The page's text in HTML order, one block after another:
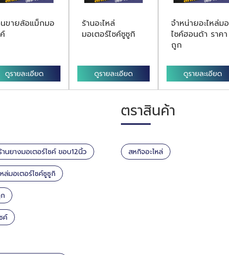
นขายล้อแม็กมอ
ดูรายละเอียด
ร้านอะไหล่
มอเตอร์ไซค์ซูซูกิ
ดูรายละเอียด
จำหน่ายอะไหล่มอ
ไซค์ฮอนด้า ราคา
ถูก
ดูรายละเอียด
านยางมอเตอร์ไซค์ ขอบ12นิ้ว
หล่มอเตอร์ไซค์ซูซูกิ
ค์
ตราสินค้า
สหกิจอะไหล่